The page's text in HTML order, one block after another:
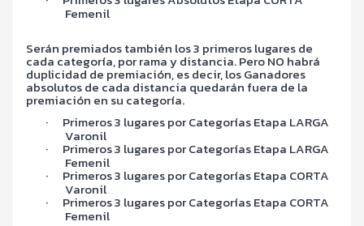
Femenil
Serán premiados también los 3 primeros lugares de
cada categoría, por rama y distancia. Pero NO habrá
duplicidad de premiación, es decir, los Ganadores
absolutos de cada distancia quedarán fuera de la
premiación en su categoría.
·
Primeros 3 lugares por Categorías Etapa LARGA
Varonil
· Primeros 3 lugares por Categorías Etapa LARGA
Femenil
· Primeros 3 lugares por Categorías Etapa CORTA
Varonil
· Primeros 3 lugares por Categorías Etapa CORTA
Femenil